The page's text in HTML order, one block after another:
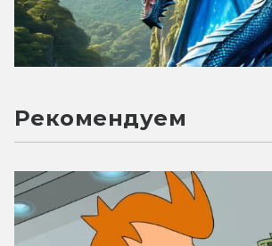
Рекомендуем